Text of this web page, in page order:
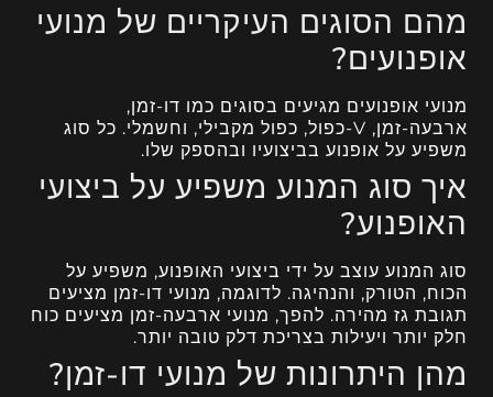
מהם הסוגים העיקריים של מנועי
אופנועים?
מנועי אופנועים מגיעים בסוגים כמו דו-זמן,
ארבעה-זמן, V-כפול, כפול מקבילי, וחשמלי. כל סוג
משפיע על אופנוע בביצועיו ובהספק שלו.
איך סוג המנוע משפיע על ביצועי
האופנוע?
סוג המנוע עוצב על ידי ביצועי האופנוע, משפיע על
הכוח, הטורק, והנהיגה. לדוגמה, מנועי דו-זמן מציעים
תגובת גז מהירה. להפך, מנועי ארבעה-זמן מציעים כוח
חלק יותר ויעילות בצריכת דלק טובה יותר.
מהן היתרונות של מנועי דו-זמן?